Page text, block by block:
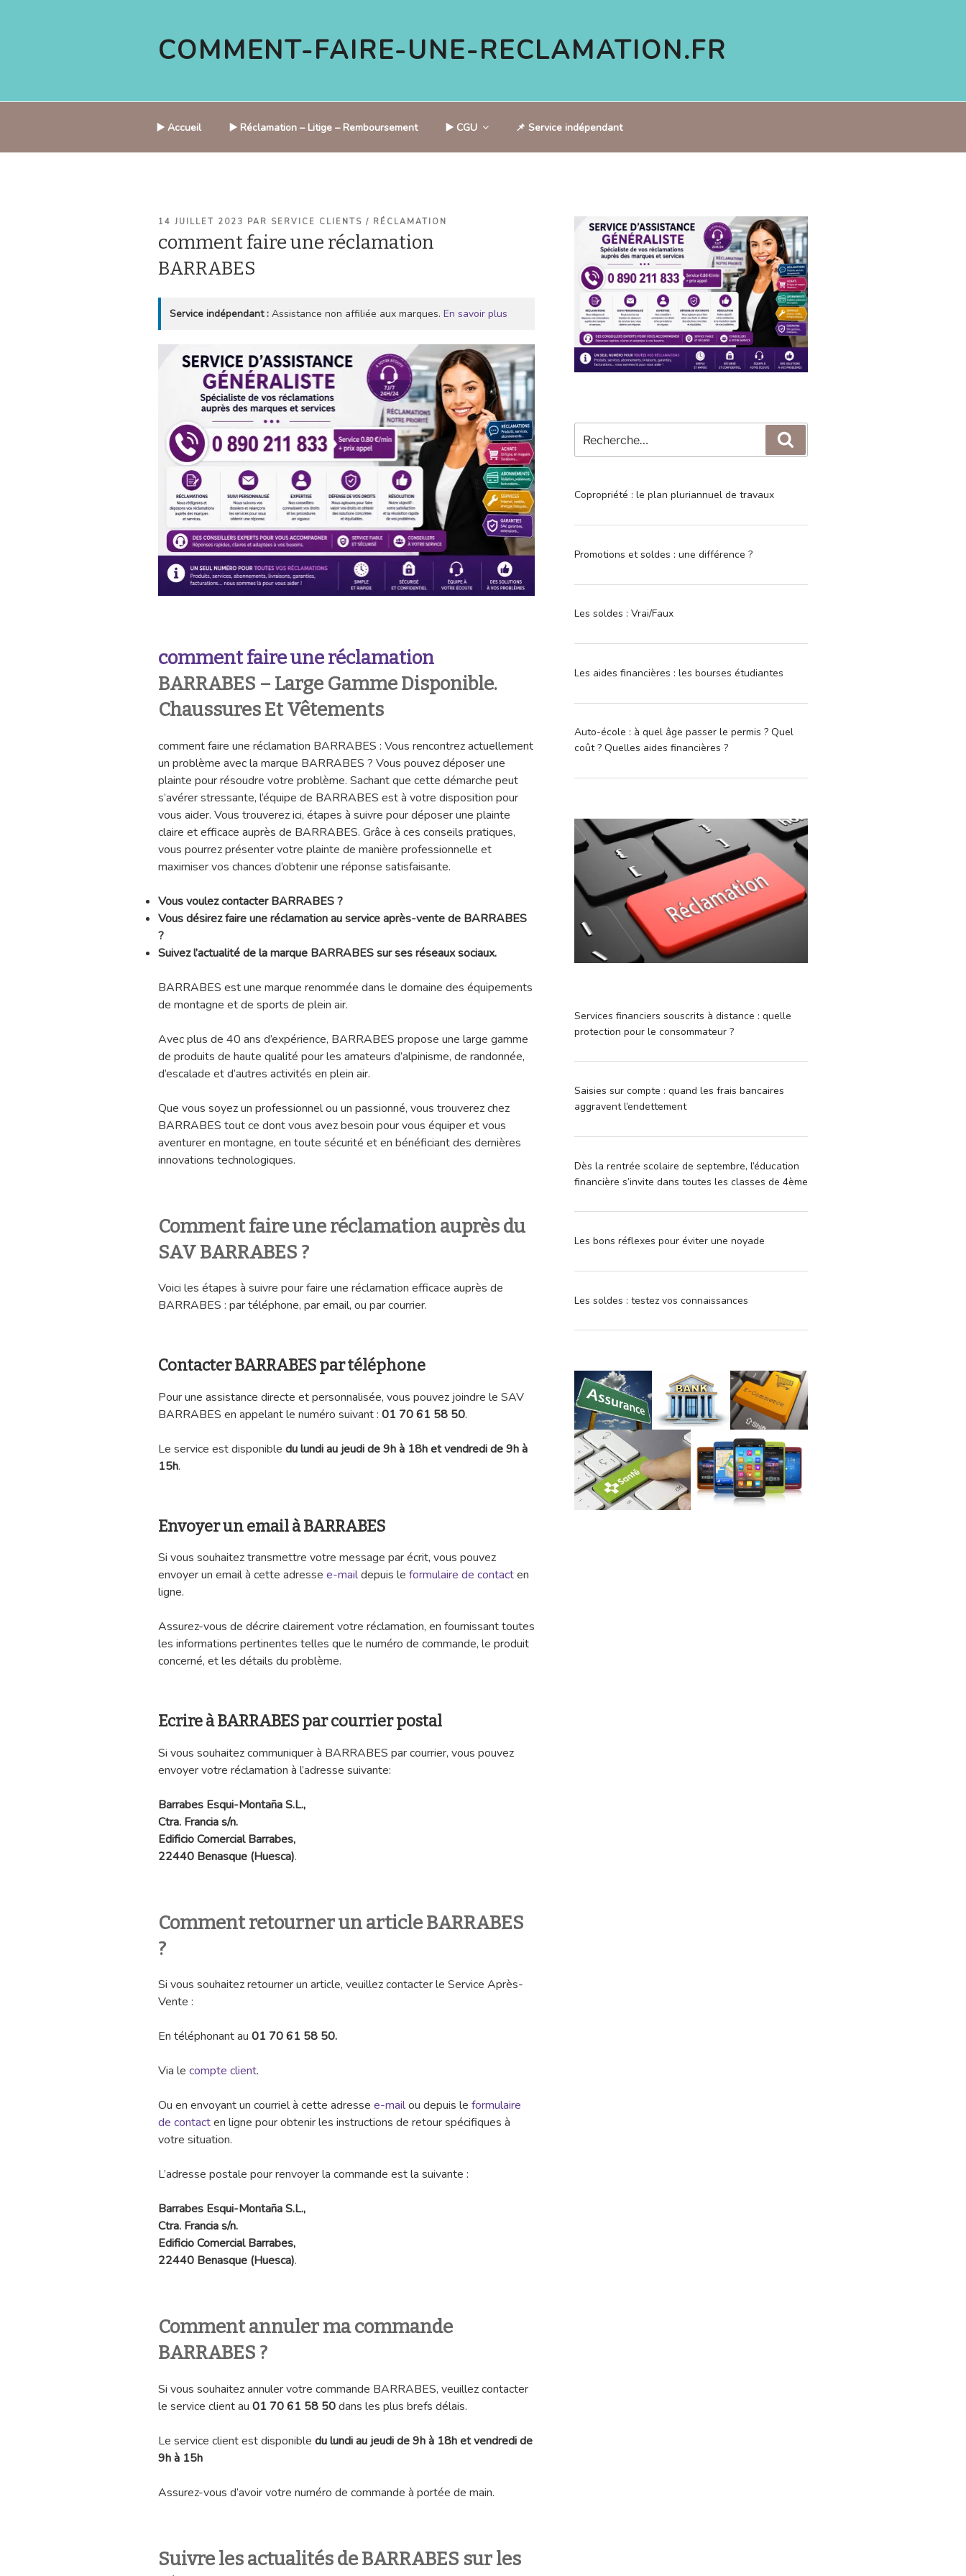
COMMENT-FAIRE-UNE-RECLAMATION.FR
▶️ Accueil ▶️ Réclamation – Litige – Remboursement ▶️ CGU 📌 Service indépendant
PUBLIÉ
14 JUILLET 2023 PAR SERVICE CLIENTS / RÉCLAMATION
comment faire une réclamation
BARRABES
Service indépendant : Assistance non affiliée aux marques. En savoir plus
comment faire une réclamation
BARRABES – Large Gamme Disponible.
Chaussures Et Vêtements
comment faire une réclamation BARRABES : Vous rencontrez actuellement
un problème avec la marque BARRABES ? Vous pouvez déposer une
plainte pour résoudre votre problème. Sachant que cette démarche peut
s’avérer stressante, l’équipe de BARRABES est à votre disposition pour
vous aider. Vous trouverez ici, étapes à suivre pour déposer une plainte
claire et efficace auprès de BARRABES. Grâce à ces conseils pratiques,
vous pourrez présenter votre plainte de manière professionnelle et
maximiser vos chances d’obtenir une réponse satisfaisante.
Vous voulez contacter BARRABES ?
Vous désirez faire une réclamation au service après-vente de BARRABES
?
Suivez l’actualité de la marque BARRABES sur ses réseaux sociaux.
BARRABES est une marque renommée dans le domaine des équipements
de montagne et de sports de plein air.
Avec plus de 40 ans d’expérience, BARRABES propose une large gamme
de produits de haute qualité pour les amateurs d’alpinisme, de randonnée,
d’escalade et d’autres activités en plein air.
Que vous soyez un professionnel ou un passionné, vous trouverez chez
BARRABES tout ce dont vous avez besoin pour vous équiper et vous
aventurer en montagne, en toute sécurité et en bénéficiant des dernières
innovations technologiques.
Comment faire une réclamation auprès du
SAV BARRABES ?
Voici les étapes à suivre pour faire une réclamation efficace auprès de
BARRABES : par téléphone, par email, ou par courrier.
Contacter BARRABES par téléphone
Pour une assistance directe et personnalisée, vous pouvez joindre le SAV
BARRABES en appelant le numéro suivant : 01 70 61 58 50.
Le service est disponible du lundi au jeudi de 9h à 18h et vendredi de 9h à
15h.
Envoyer un email à BARRABES
Si vous souhaitez transmettre votre message par écrit, vous pouvez
envoyer un email à cette adresse e-maildepuis le formulaire de contacten
ligne.
Assurez-vous de décrire clairement votre réclamation, en fournissant toutes
les informations pertinentes telles que le numéro de commande, le produit
concerné, et les détails du problème.
Ecrire à BARRABES par courrier postal
Si vous souhaitez communiquer à BARRABES par courrier, vous pouvez
envoyer votre réclamation à l’adresse suivante:
Barrabes Esqui-Montaña S.L.,
Ctra. Francia s/n.
Edificio Comercial Barrabes,
22440 Benasque (Huesca).
Comment retourner un article BARRABES
?
Si vous souhaitez retourner un article, veuillez contacter le Service Après-
Vente :
En téléphonant au 01 70 61 58 50.
Via le compte client.
Ou en envoyant un courriel à cette adresse e-mailou depuis le formulaire
de contacten ligne pour obtenir les instructions de retour spécifiques à
votre situation.
L’adresse postale pour renvoyer la commande est la suivante :
Barrabes Esqui-Montaña S.L.,
Ctra. Francia s/n.
Edificio Comercial Barrabes,
22440 Benasque (Huesca).
Comment annuler ma commande
BARRABES ?
Si vous souhaitez annuler votre commande BARRABES, veuillez contacter
le service client au 01 70 61 58 50dans les plus brefs délais.
Le service client est disponible du lundi au jeudi de 9h à 18h et vendredi de
9h à 15h
Assurez-vous d’avoir votre numéro de commande à portée de main.
Suivre les actualités de BARRABES sur les
pour
:
Copropriété : le plan pluriannuel de travaux
Promotions et soldes : une différence ?
Les soldes : Vrai/Faux
Les aides financières : les bourses étudiantes
Auto-école : à quel âge passer le permis ? Quel
coût ? Quelles aides financières ?
Services financiers souscrits à distance : quelle
protection pour le consommateur ?
Saisies sur compte : quand les frais bancaires
aggravent l’endettement
Dès la rentrée scolaire de septembre, l’éducation
financière s’invite dans toutes les classes de 4ème
Les bons réflexes pour éviter une noyade
Les soldes : testez vos connaissances